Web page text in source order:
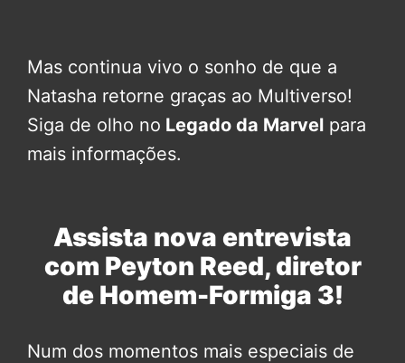
Mas continua vivo o sonho de que a
Natasha retorne graças ao Multiverso!
Siga de olho no Legado da Marvel para
mais informações.
Assista nova entrevista
com Peyton Reed, diretor
de Homem-Formiga 3!
Num dos momentos mais especiais de